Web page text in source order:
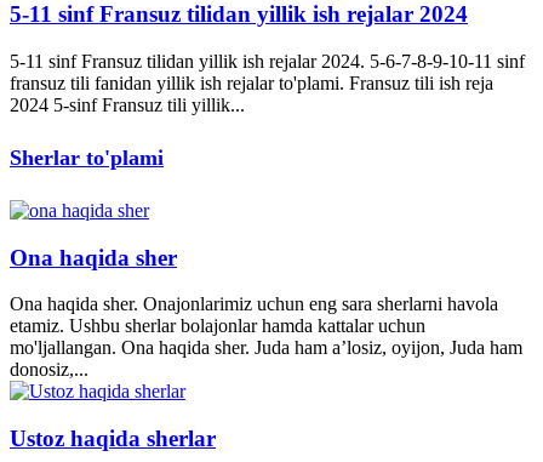
5-11 sinf Fransuz tilidan yillik ish rejalar 2024
5-11 sinf Fransuz tilidan yillik ish rejalar 2024. 5-6-7-8-9-10-11 sinf
fransuz tili fanidan yillik ish rejalar to'plami. Fransuz tili ish reja
2024 5-sinf Fransuz tili yillik...
Sherlar to'plami
Ona haqida sher
Ona haqida sher. Onajonlarimiz uchun eng sara sherlarni havola
etamiz. Ushbu sherlar bolajonlar hamda kattalar uchun
mo'ljallangan. Ona haqida sher. Juda ham a’losiz, oyijon, Juda ham
donosiz,...
Ustoz haqida sherlar